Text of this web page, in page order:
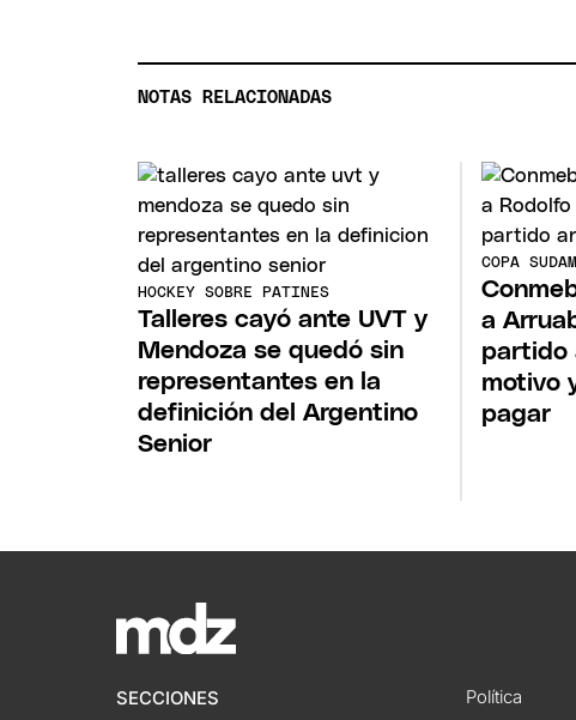
NOTAS RELACIONADAS
HOCKEY SOBRE PATINES
Talleres cayó ante UVT y
Mendoza se quedó sin
representantes en la
definición del Argentino
Senior
COPA
a
partido
motivo
pagar
SECCIONES
Política